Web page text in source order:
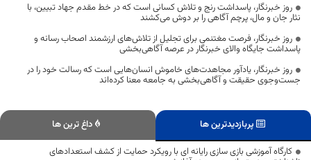
روز خبرنگار، پاسداشت رنج و تلاش کسانی است که در خط مقدم جهاد تبیین، با
نثار جان و مال، پرچم آگاهی را بر دوش می‌کشند
روز خبرنگار، فرصت مغتنمی برای تجلیل از تلاش‌های ارزشمند اصحاب رسانه و
پاسداشت جایگاه والای خبرنگار در عرصه آگاهی‌بخشی
روز خبرنگار، یادآور مجاهدت‌های خاموش انسان‌هایی است که رسالت خود را در
جست‌وجوی حقیقت و آگاهی‌بخشی به جامعه معنا کرده‌اند
پربازدیدترین ها
داغ ترین ها
کارگاه آموزشی بازی سازی رایانه ای با رویکرد حمایت از کشف استعدادهای